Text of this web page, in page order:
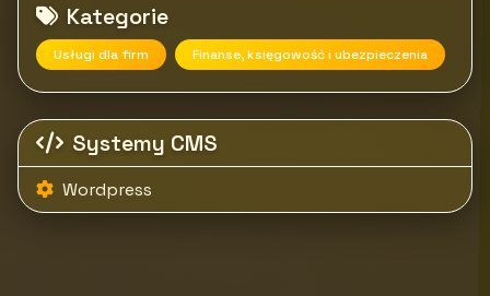
Kategorie
Usługi dla firm Finanse, księgowość i ubezpieczenia
Systemy CMS
Wordpress